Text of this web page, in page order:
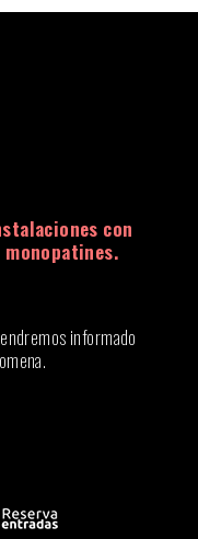
con
informado